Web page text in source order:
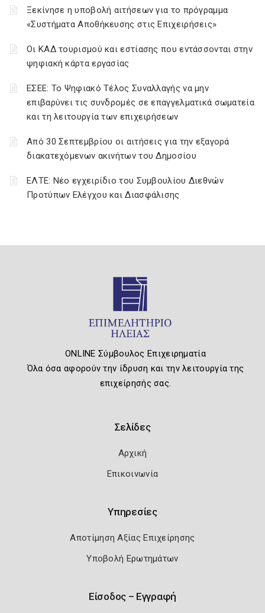
Ξεκίνησε η υποβολή αιτήσεων για το πρόγραμμα
«Συστήματα Αποθήκευσης στις Επιχειρήσεις»
Οι ΚΑΔ τουρισμού και εστίασης που εντάσσονται στην
ψηφιακή κάρτα εργασίας
ΕΣΕΕ: Το Ψηφιακό Τέλος Συναλλαγής να μην
επιβαρύνει τις συνδρομές σε επαγγελματικά σωματεία
και τη λειτουργία των επιχειρήσεων
Από 30 Σεπτεμβρίου οι αιτήσεις για την εξαγορά
διακατεχόμενων ακινήτων του Δημοσίου
ΕΛΤΕ: Νέο εγχειρίδιο του Συμβουλίου Διεθνών
Προτύπων Ελέγχου και Διασφάλισης
ONLINE Σύμβουλος Επιχειρηματία
Όλα όσα αφορούν την ίδρυση και την λειτουργία της
επιχείρησής σας.
Σελίδες
Αρχική
Επικοινωνία
Υπηρεσίες
Αποτίμηση Αξίας Επιχείρησης
Υποβολή Ερωτημάτων
Είσοδος – Εγγραφή